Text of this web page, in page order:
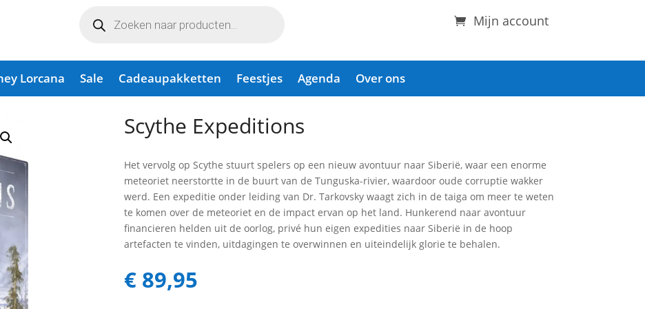
zoeken Mijn account
Lorcana Sale Cadeaupakketten Feestjes Agenda Over ons
Scythe Expeditions
Het vervolg op Scythe stuurt spelers op een nieuw avontuur naar Siberië, waar een enorme
meteoriet neerstortte in de buurt van de Tunguska-rivier, waardoor oude corruptie wakker
werd. Een expeditie onder leiding van Dr. Tarkovsky waagt zich in de taiga om meer te weten
te komen over de meteoriet en de impact ervan op het land. Hunkerend naar avontuur
financieren helden uit de oorlog, privé hun eigen expedities naar Siberië in de hoop
artefacten te vinden, uitdagingen te overwinnen en uiteindelijk glorie te behalen.
€89,95